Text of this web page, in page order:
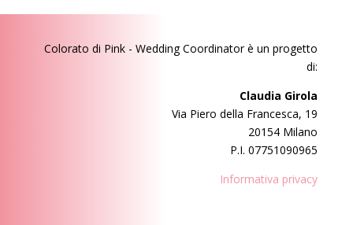
Colorato di Pink - Wedding Coordinatorè un progetto
di:
Claudia Girola
Via Piero della Francesca, 19
20154 Milano
P.I. 07751090965
Informativa privacy